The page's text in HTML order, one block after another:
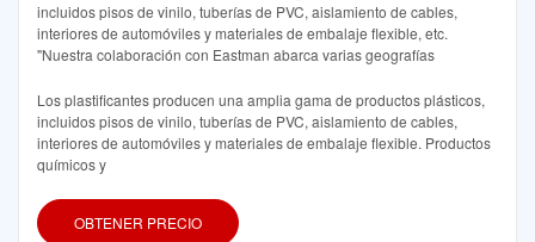
incluidos pisos de vinilo, tuberías de PVC, aislamiento de cables,
interiores de automóviles y materiales de embalaje flexible, etc.
"Nuestra colaboración con Eastman abarca varias geografías
Los plastificantes producen una amplia gama de productos plásticos,
incluidos pisos de vinilo, tuberías de PVC, aislamiento de cables,
interiores de automóviles y materiales de embalaje flexible. Productos
químicos y
OBTENER PRECIO